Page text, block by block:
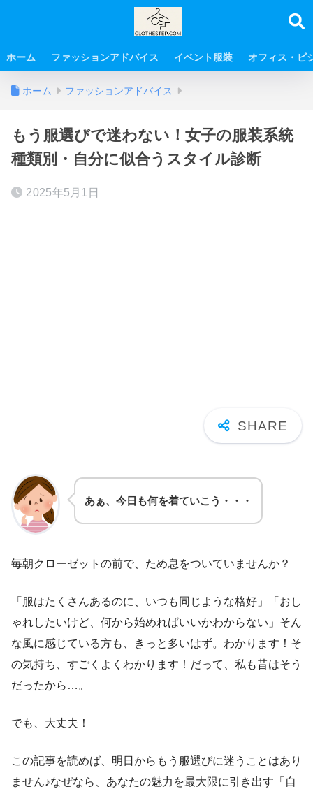
ホーム ファッションアドバイス イベント服装 オフィス・ビ
ホーム ファッションアドバイス
もう服選びで迷わない！女子の服装系統
種類別・自分に似合うスタイル診断
2025年5月1日
あぁ、今日も何を着ていこう・・・
毎朝クローゼットの前で、ため息をついていませんか？
「服はたくさんあるのに、いつも同じような格好」「おし
ゃれしたいけど、何から始めればいいかわからない」そん
な風に感じている方も、きっと多いはず。わかります！そ
の気持ち、すごくよくわかります！だって、私も昔はそう
だったから…。
でも、大丈夫！
この記事を読めば、明日からもう服選びに迷うことはあり
ません♪なぜなら、あなたの魅力を最大限に引き出す「自